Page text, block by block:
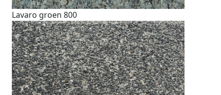
Lavaro groen 800